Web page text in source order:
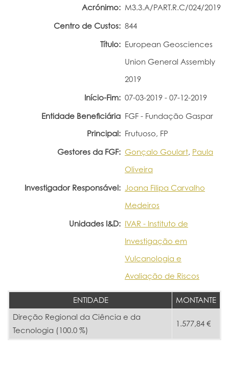
Acrónimo: M3.3.A/PART.R.C/024/2019
Centro de Custos: 844
Título: European Geosciences
Union General Assembly
2019
Início-Fim: 07-03-2019 - 07-12-2019
Entidade Beneficiária
Principal:
FGF - Fundação Gaspar
Frutuoso, FP
Gestores da FGF: Gonçalo Goulart, Paula
Oliveira
Investigador Responsável: Joana Filipa Carvalho
Medeiros
Unidades I&D: IVAR - Instituto de
Investigação em
Vulcanologia e
Avaliação de Riscos
ENTIDADE
MONTANTE
Direção Regional da Ciência e da
Tecnologia (100.0 %)
1.577,84 €